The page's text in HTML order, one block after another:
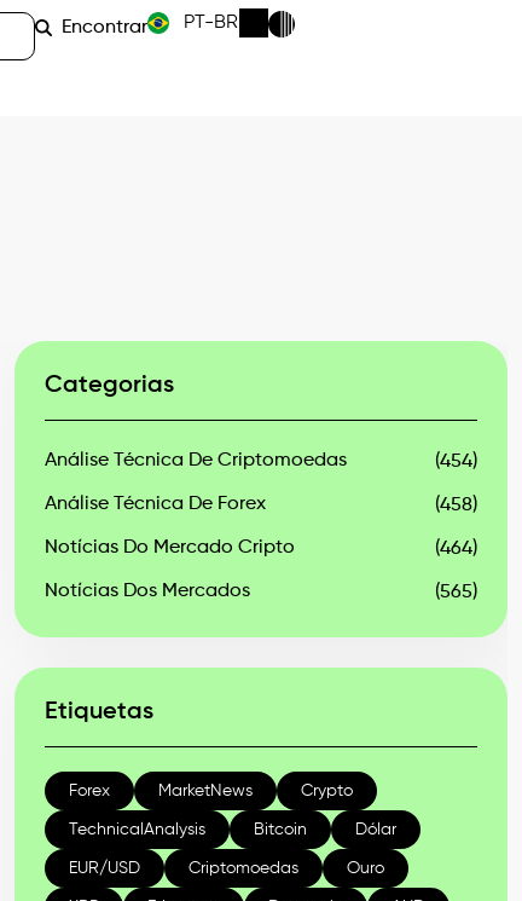
Encontrar PT-BR
Categorias
Análise Técnica De Criptomoedas (454)
Análise Técnica De Forex (458)
Notícias Do Mercado Cripto (464)
Notícias Dos Mercados (565)
Etiquetas
Forex MarketNews Crypto
TechnicalAnalysis Bitcoin Dólar
EUR/USD Criptomoedas Ouro